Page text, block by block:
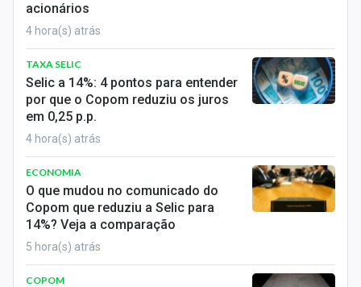
acionários
4 hora(s) atrás
TAXA SELIC
Selic a 14%: 4 pontos para entender
por que o Copom reduziu os juros
em 0,25 p.p.
4 hora(s) atrás
ECONOMIA
O que mudou no comunicado do
Copom que reduziu a Selic para
14%? Veja a comparação
5 hora(s) atrás
COPOM